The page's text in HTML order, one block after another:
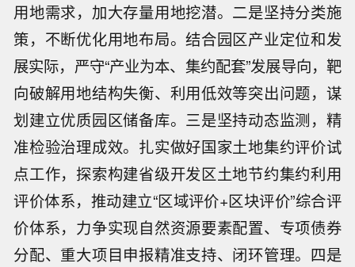
用地需求，加大存量用地挖潜。二是坚持分类施
策，不断优化用地布局。结合园区产业定位和发
展实际，严守“产业为本、集约配套”发展导向，靶
向破解用地结构失衡、利用低效等突出问题，谋
划建立优质园区储备库。三是坚持动态监测，精
准检验治理成效。扎实做好国家土地集约评价试
点工作，探索构建省级开发区土地节约集约利用
评价体系，推动建立“区域评价+区块评价”综合评
价体系，力争实现自然资源要素配置、专项债券
分配、重大项目申报精准支持、闭环管理。四是